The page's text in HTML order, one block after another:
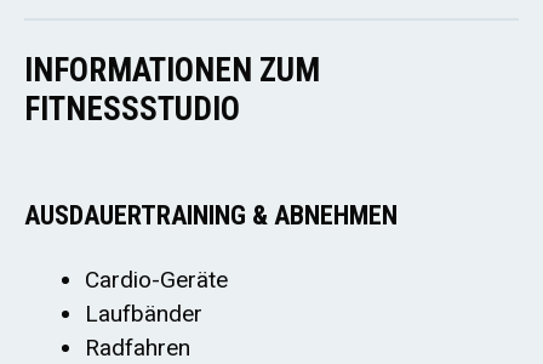
INFORMATIONEN ZUM
FITNESSSTUDIO
AUSDAUERTRAINING & ABNEHMEN
Cardio-Geräte
Laufbänder
Radfahren